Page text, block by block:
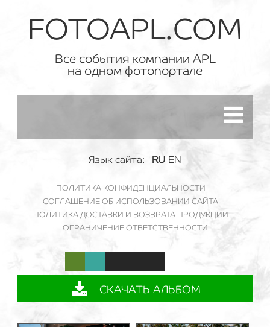
FOTOAPL.COM
Все события компании APL
на одном фотопортале
Язык сайта: RU EN
ПОЛИТИКА КОНФИДЕНЦИАЛЬНОСТИ
СОГЛАШЕНИЕ ОБ ИСПОЛЬЗОВАНИИ САЙТА
ПОЛИТИКА ДОСТАВКИ И ВОЗВРАТА ПРОДУКЦИИ
ОГРАНИЧЕНИЕ ОТВЕТСТВЕННОСТИ
СКАЧАТЬ АЛЬБОМ